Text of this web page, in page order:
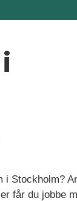
i Stockholm?
får du jobbe